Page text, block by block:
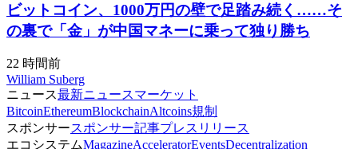
ビットコイン、1000万円の壁で足踏み続く……そ
の裏で「金」が中国マネーに乗って独り勝ち
22 時間前
William Suberg
ニュース最新ニュースマーケット
BitcoinEthereumBlockchainAltcoins規制
スポンサースポンサー記事プレスリリース
エコシステムMagazineAcceleratorEventsDecentralization